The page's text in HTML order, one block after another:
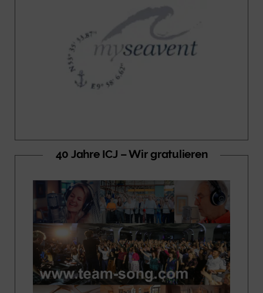
40 Jahre ICJ – Wir gratulieren